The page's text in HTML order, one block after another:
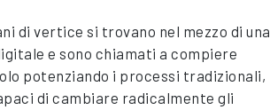
di vertice si trovano nel mezzo di una
e sono chiamati a compiere
potenziando i processi tradizionali,
di cambiare radicalmente gli